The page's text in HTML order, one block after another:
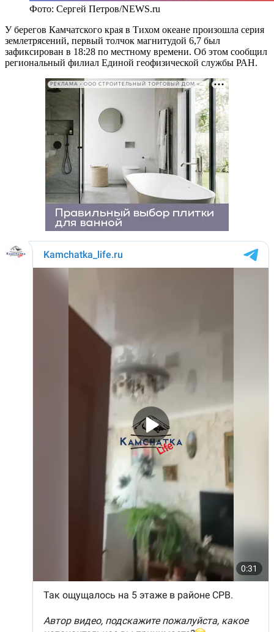
Фото: Сергей Петров/NEWS.ru
У берегов Камчатского края в Тихом океане произошла серия
землетрясений, первый толчок магнитудой 6,7 был
зафиксирован в 18:28 по местному времени. Об этом сообщил
региональный филиал Единой геофизической службы РАН.
РЕКЛАМА • ООО СТРОИТЕЛЬНЫЙ ТОРГОВЫЙ ДОМ «ПЕТРОВИЧ». ИНН: 7802348846